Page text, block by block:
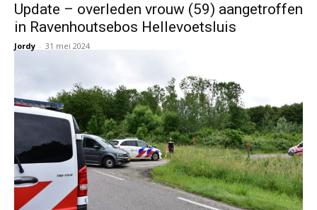
Update – overleden vrouw (59) aangetroffen
in Ravenhoutsebos Hellevoetsluis
Jordy - 31 mei 2024